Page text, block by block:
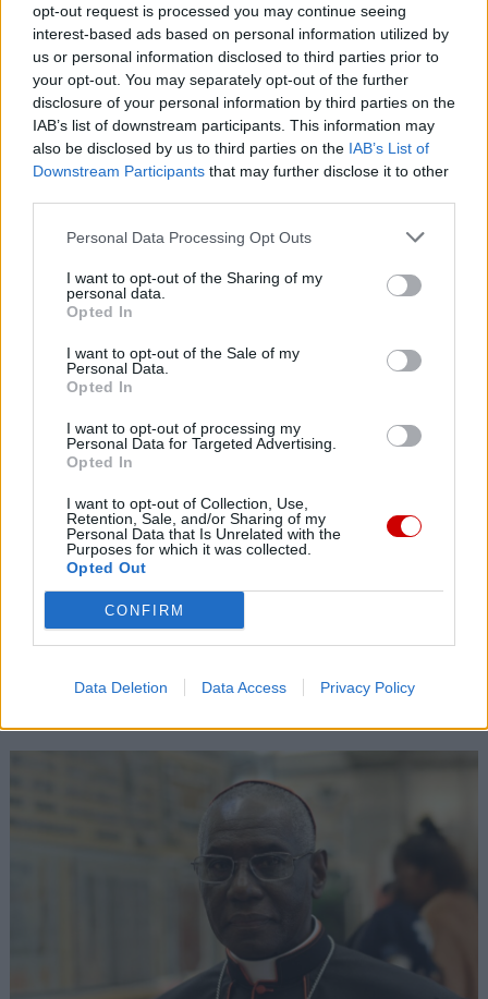
opt-out request is processed you may continue seeing
interest-based ads based on personal information utilized by
us or personal information disclosed to third parties prior to
your opt-out. You may separately opt-out of the further
disclosure of your personal information by third parties on the
IAB’s list of downstream participants. This information may
also be disclosed by us to third parties on the IAB’s List of
Downstream Participants that may further disclose it to other
Personal Data Processing Opt Outs
I want to opt-out of the Sharing of my
personal data.
Opted In
I want to opt-out of the Sale of my
Personal Data.
Opted In
I want to opt-out of processing my
Personal Data for Targeted Advertising.
Opted In
I want to opt-out of Collection, Use,
Retention, Sale, and/or Sharing of my
Personal Data that Is Unrelated with the
Purposes for which it was collected.
Opted Out
CONFIRM
Data Deletion Data Access Privacy Policy
TwitterMessenger
WhatsApp
EmailCopy
Link
Print
Wersja do druku
Tagi: NIEMCY ŚWIĘCI ZAKONNICY
Najnowsze
07 sierpnia 2026 | 23:10
Indyjski biskup: nie potrzebujemy misjonarzy, którzy
przyjeżdżają z gotowymi odpowiedziami
07 sierpnia 2026 | 22:47
Biskupi o podróży apostolskiej Leona XIV do Francji: wielka
07 sierpnia 2026 | 22:36
Narodowy Bank Ukrainy wyemituje monetę upamiętniającą Jana
07 sierpnia 2026 | 22:17
Ukraińskie Kościoły wzywają do światowej modlitwy za Ukrainę
24 sierpnia
Popularne